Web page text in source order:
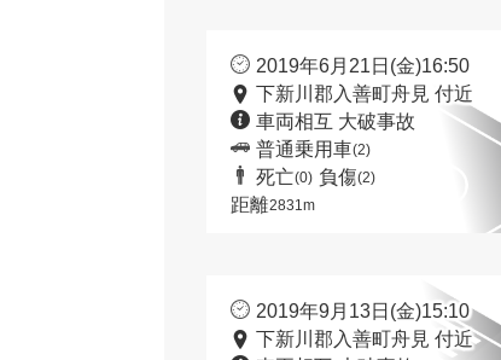
2019年6月21日(金)16:50
下新川郡入善町舟見 付近
車両相互 大破事故
普通乗用車(2)
死亡(0) 負傷(2)
距離2831m
2019年9月13日(金)15:10
下新川郡入善町舟見 付近